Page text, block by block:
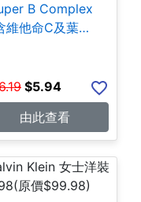
B Complex
維他命C及葉酸)
$5.94
由此查看